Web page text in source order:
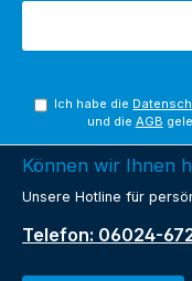
Ich habe die
und die AGB
Können wir Ihnen
Unsere Hotline für
Telefon: 06024-